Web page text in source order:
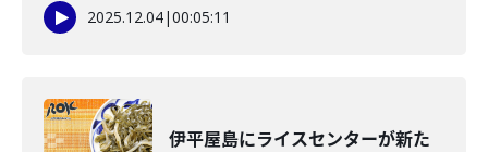
2025.12.04|00:05:11
伊平屋島にライスセンターが新た